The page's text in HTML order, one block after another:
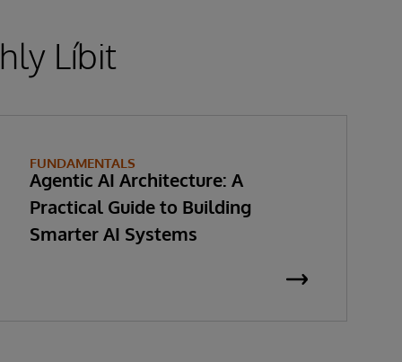
Líbit
FUNDAMENTALS
Agentic AI Architecture: A
Practical Guide to Building
Smarter AI Systems